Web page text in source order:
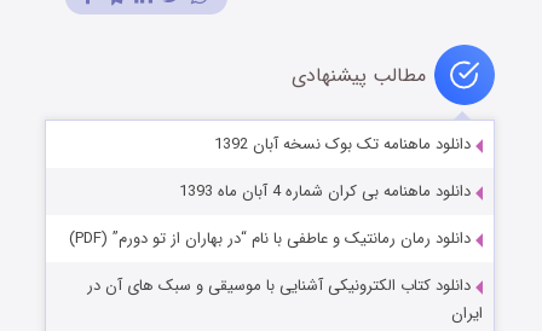
مطالب پیشنهادی
دانلود ماهنامه تک بوک نسخه آبان 1392
دانلود ماهنامه بی کران شماره 4 آبان ماه 1393
دانلود رمان رمانتیک و عاطفی با نام “در بهاران از تو دورم” (PDF)
دانلود کتاب الکترونیکی آشنایی با موسیقی و سبک های آن در
ایران